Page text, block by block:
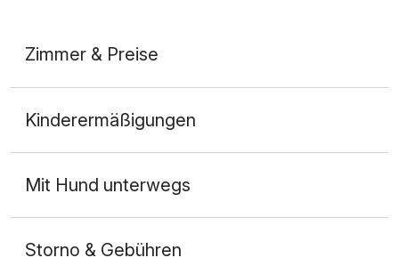
Zimmer & Preise
2 Erwachsene und 2 Kinder
Kinderermäßigungen
Mit Hund unterwegs
Storno & Gebühren